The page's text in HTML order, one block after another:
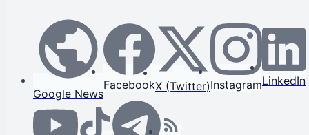
Google News
FacebookX (Twitter)InstagramLinkedIn